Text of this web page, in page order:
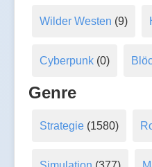
Wilder Westen (9)
Cyberpunk(0)
Genre
Strategie(1580)